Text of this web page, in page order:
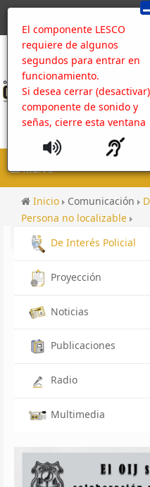
El componente LESCO
requiere de algunos
segundos para entrar en
funcionamiento.
Si desea cerrar
componente de sonido y
señas, cierre esta ventana
MENU
Inicio Comunicación
Persona no localizable
No localizado OIJ San
De Interés Policial
Proyección
Noticias
Publicaciones
Radio
Multimedia